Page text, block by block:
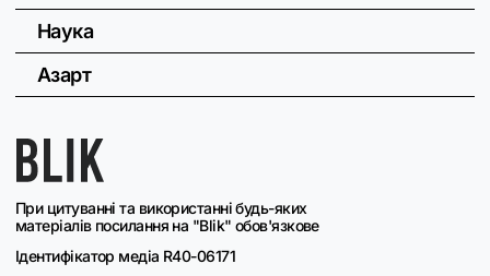
При цитуванні та використанні будь-яких
матеріалів посилання на "Blik" обов'язкове
Ідентифікатор медіа R40-06171
Наука
Азарт